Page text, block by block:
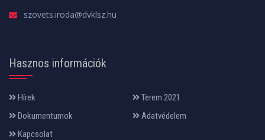
szovets.iroda@dvklsz.hu
Hasznos információk
Hírek
Terem 2021
Dokumentumok
Adatvédelem
Kapcsolat